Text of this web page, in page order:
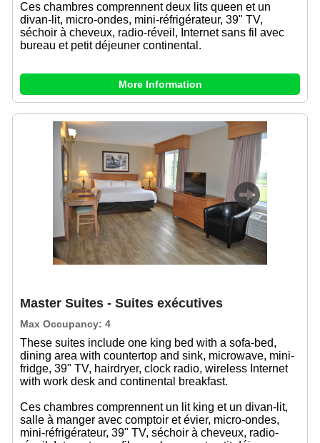
Ces chambres comprennent deux lits queen et un
divan-lit, micro-ondes, mini-réfrigérateur, 39" TV,
séchoir à cheveux, radio-réveil, Internet sans fil avec
bureau et petit déjeuner continental.
More Information
Previous Next
Master Suites - Suites exécutives
Max Occupancy: 4
These suites include one king bed with a sofa-bed,
dining area with countertop and sink, microwave, mini-
fridge, 39" TV, hairdryer, clock radio, wireless Internet
with work desk and continental breakfast.
Ces chambres comprennent un lit king et un divan-lit,
salle à manger avec comptoir et évier, micro-ondes,
mini-réfrigérateur, 39" TV, séchoir à cheveux, radio-